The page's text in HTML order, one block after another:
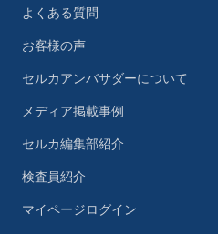
よくある質問
お客様の声
セルカアンバサダーについて
メディア掲載事例
セルカ編集部紹介
検査員紹介
マイページログイン